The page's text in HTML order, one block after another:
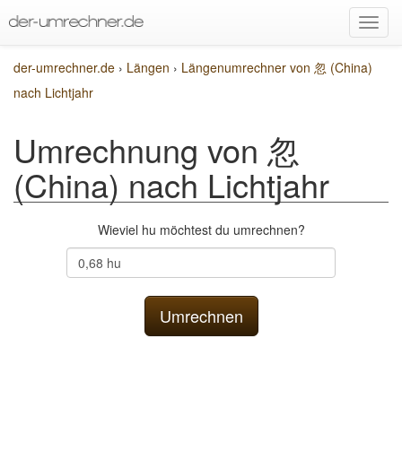
der-umrechner.de › Längen › Längenumrechner von 忽 (China)
nach Lichtjahr
Umrechnung von 忽
(China) nach Lichtjahr
Wieviel hu möchtest du umrechnen?